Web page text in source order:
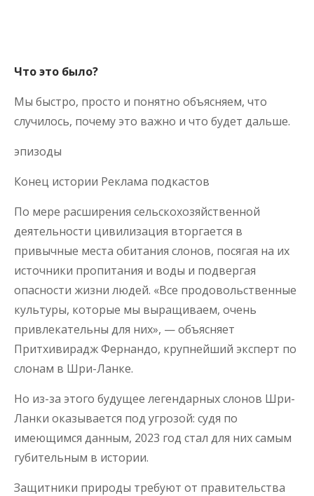
Что это было?
Мы быстро, просто и понятно объясняем, что
случилось, почему это важно и что будет дальше.
эпизоды
Конец истории Реклама подкастов
По мере расширения сельскохозяйственной
деятельности цивилизация вторгается в
привычные места обитания слонов, посягая на их
источники пропитания и воды и подвергая
опасности жизни людей. «Все продовольственные
культуры, которые мы выращиваем, очень
привлекательны для них», — объясняет
Притхивирадж Фернандо, крупнейший эксперт по
слонам в Шри-Ланке.
Но из-за этого будущее легендарных слонов Шри-
Ланки оказывается под угрозой: судя по
имеющимся данным, 2023 год стал для них самым
губительным в истории.
Защитники природы требуют от правительства